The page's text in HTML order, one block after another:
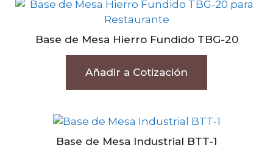
Base de Mesa Hierro Fundido TBG-20
Añadir a Cotización
Base de Mesa Industrial BTT-1